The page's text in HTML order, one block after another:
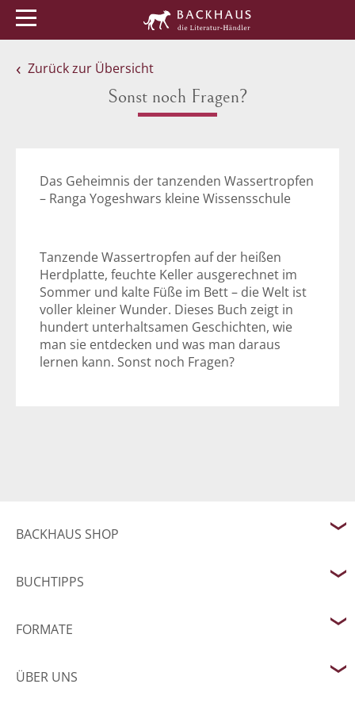
Zurück zur Übersicht
Sonst noch Fragen?
Das Geheimnis der tanzenden Wassertropfen
– Ranga Yogeshwars kleine Wissensschule
Tanzende Wassertropfen auf der heißen
Herdplatte, feuchte Keller ausgerechnet im
Sommer und kalte Füße im Bett – die Welt ist
voller kleiner Wunder. Dieses Buch zeigt in
hundert unterhaltsamen Geschichten, wie
man sie entdecken und was man daraus
lernen kann. Sonst noch Fragen?
BACKHAUS SHOP
BUCHTIPPS
FORMATE
ÜBER UNS